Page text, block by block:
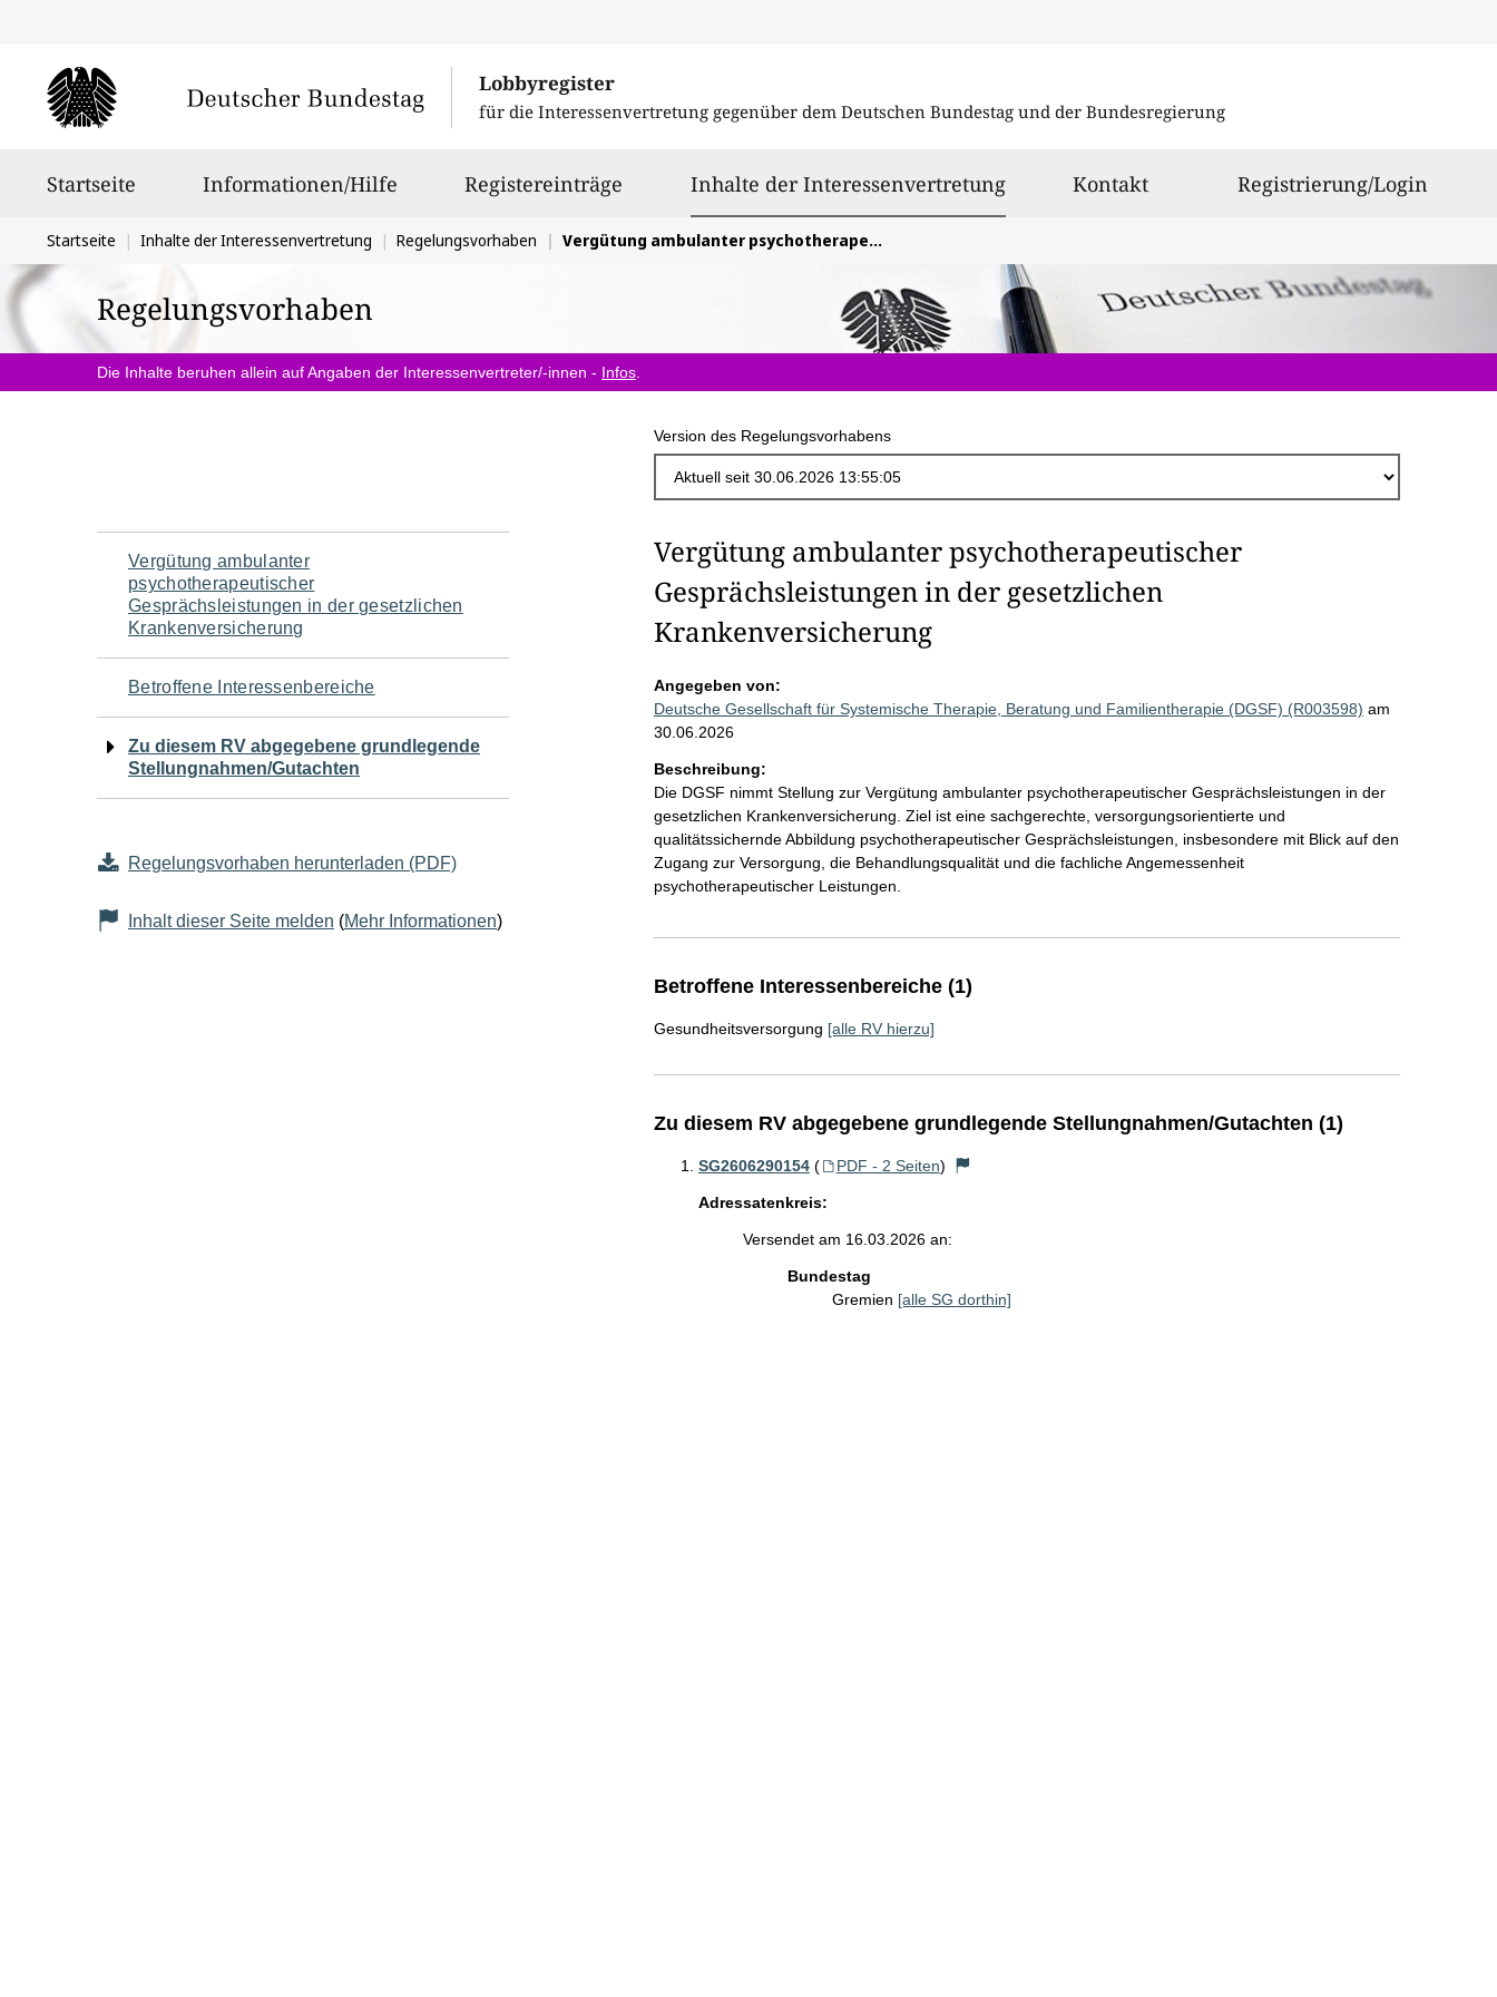
Lobbyregister
für die Interessenvertretung gegenüber dem Deutschen Bundestag und der Bundesregierung
Startseite Informationen/Hilfe Registereinträge Inhalte der Interessenvertretungausgewählt
Kontakt Registrierung/Login
Sie
befinden
sich
hier:
Startseite Inhalte der Interessenvertretung Regelungsvorhaben Vergütung ambulanter psychotherapeutischer Gesprächsleistungen in der gesetzlichen Krankenversicherung
Regelungsvorhaben
Die Inhalte beruhen allein auf Angaben der Interessenvertreter/-innen - Infos
Version des Regelungsvorhabens
Navigation
für
den
Seiteninhalt
Vergütung ambulanter
psychotherapeutischer
Gesprächsleistungen in der gesetzlichen
Krankenversicherung
Betroffene Interessenbereiche
Zu diesem RV abgegebene grundlegende
Stellungnahmen/Gutachten
Regelungsvorhaben herunterladen (PDF)
Inhalt dieser Seite melden (Mehr Informationen)
Vergütung ambulanter psychotherapeutischer
Gesprächsleistungen in der gesetzlichen
Krankenversicherung
Angegeben von:
Deutsche Gesellschaft für Systemische Therapie, Beratung und Familientherapie (DGSF) (R003598) am
30.06.2026
Beschreibung:
Die DGSF nimmt Stellung zur Vergütung ambulanter psychotherapeutischer Gesprächsleistungen in der
gesetzlichen Krankenversicherung. Ziel ist eine sachgerechte, versorgungsorientierte und
qualitätssichernde Abbildung psychotherapeutischer Gesprächsleistungen, insbesondere mit Blick auf den
Zugang zur Versorgung, die Behandlungsqualität und die fachliche Angemessenheit
psychotherapeutischer Leistungen.
Betroffene Interessenbereiche (1)
Gesundheitsversorgung [alle RV hierzu]
Zu diesem RV abgegebene grundlegende Stellungnahmen/Gutachten (1)
SG2606290154 ( PDF - 2 Seiten)
Adressatenkreis:
Versendet am 16.03.2026 an:
Bundestag
Gremien [alle SG dorthin]